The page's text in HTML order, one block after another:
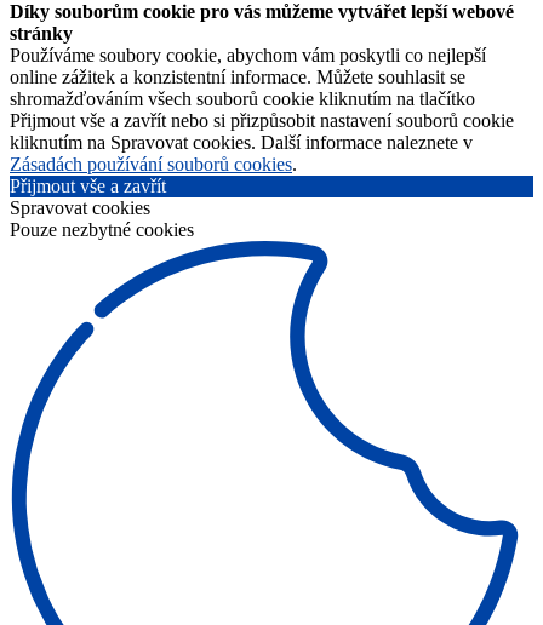
Díky souborům cookie pro vás můžeme vytvářet lepší webové
stránky
Používáme soubory cookie, abychom vám poskytli co nejlepší
online zážitek a konzistentní informace. Můžete souhlasit se
shromažďováním všech souborů cookie kliknutím na tlačítko
Přijmout vše a zavřít nebo si přizpůsobit nastavení souborů cookie
kliknutím na Spravovat cookies. Další informace naleznete v
Zásadách používání souborů cookies.
Přijmout vše a zavřít
Spravovat cookies
Pouze nezbytné cookies